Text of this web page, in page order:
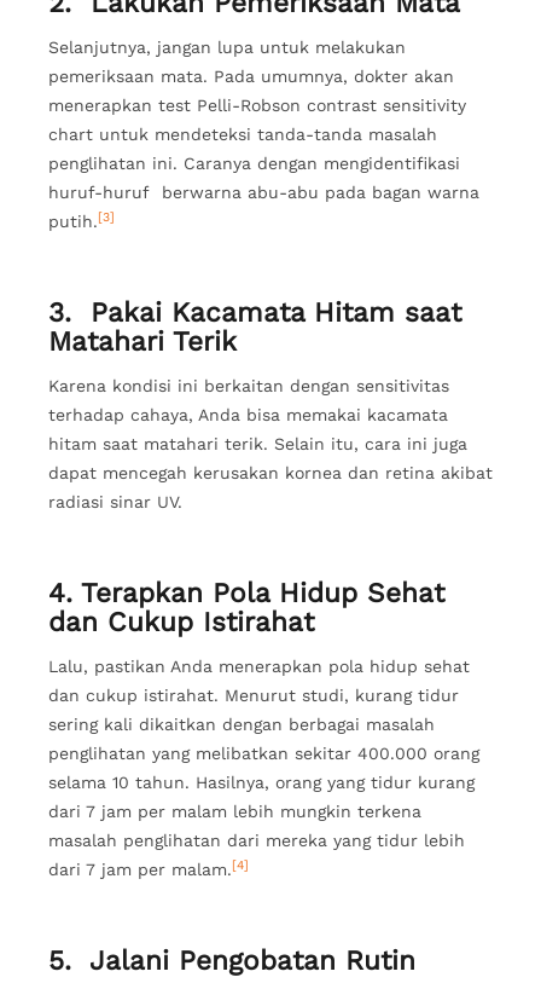
Selanjutnya, jangan lupa untuk melakukan
pemeriksaan mata. Pada umumnya, dokter akan
menerapkan test Pelli-Robson contrast sensitivity
chart untuk mendeteksi tanda-tanda masalah
penglihatan ini. Caranya dengan mengidentifikasi
huruf-huruf berwarna abu-abu pada bagan warna
putih.[3]
3. Pakai Kacamata Hitam saat
Matahari Terik
Karena kondisi ini berkaitan dengan sensitivitas
terhadap cahaya, Anda bisa memakai kacamata
hitam saat matahari terik. Selain itu, cara ini juga
dapat mencegah kerusakan kornea dan retina akibat
radiasi sinar UV.
4. Terapkan Pola Hidup Sehat
dan Cukup Istirahat
Lalu, pastikan Anda menerapkan pola hidup sehat
dan cukup istirahat. Menurut studi, kurang tidur
sering kali dikaitkan dengan berbagai masalah
penglihatan yang melibatkan sekitar 400.000 orang
selama 10 tahun. Hasilnya, orang yang tidur kurang
dari 7 jam per malam lebih mungkin terkena
masalah penglihatan dari mereka yang tidur lebih
dari 7 jam per malam. [4]
5. Jalani Pengobatan Rutin